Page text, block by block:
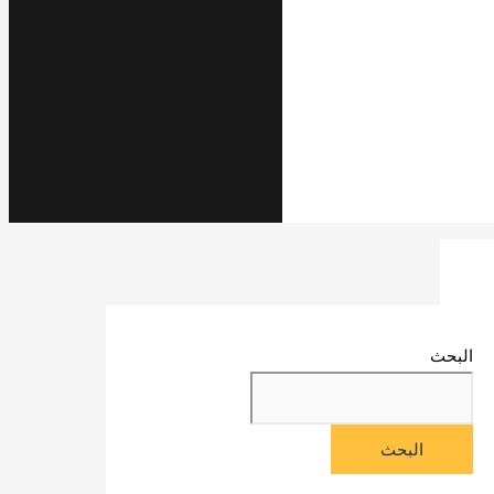
البحث
البحث